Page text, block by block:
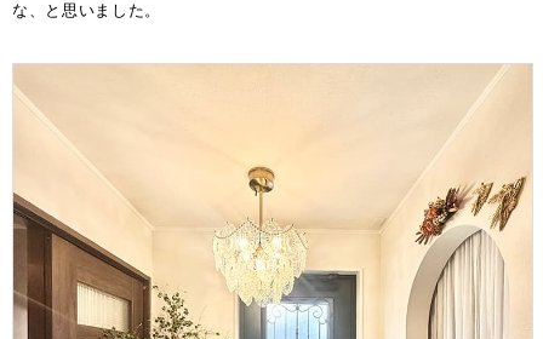
な、と思いました。